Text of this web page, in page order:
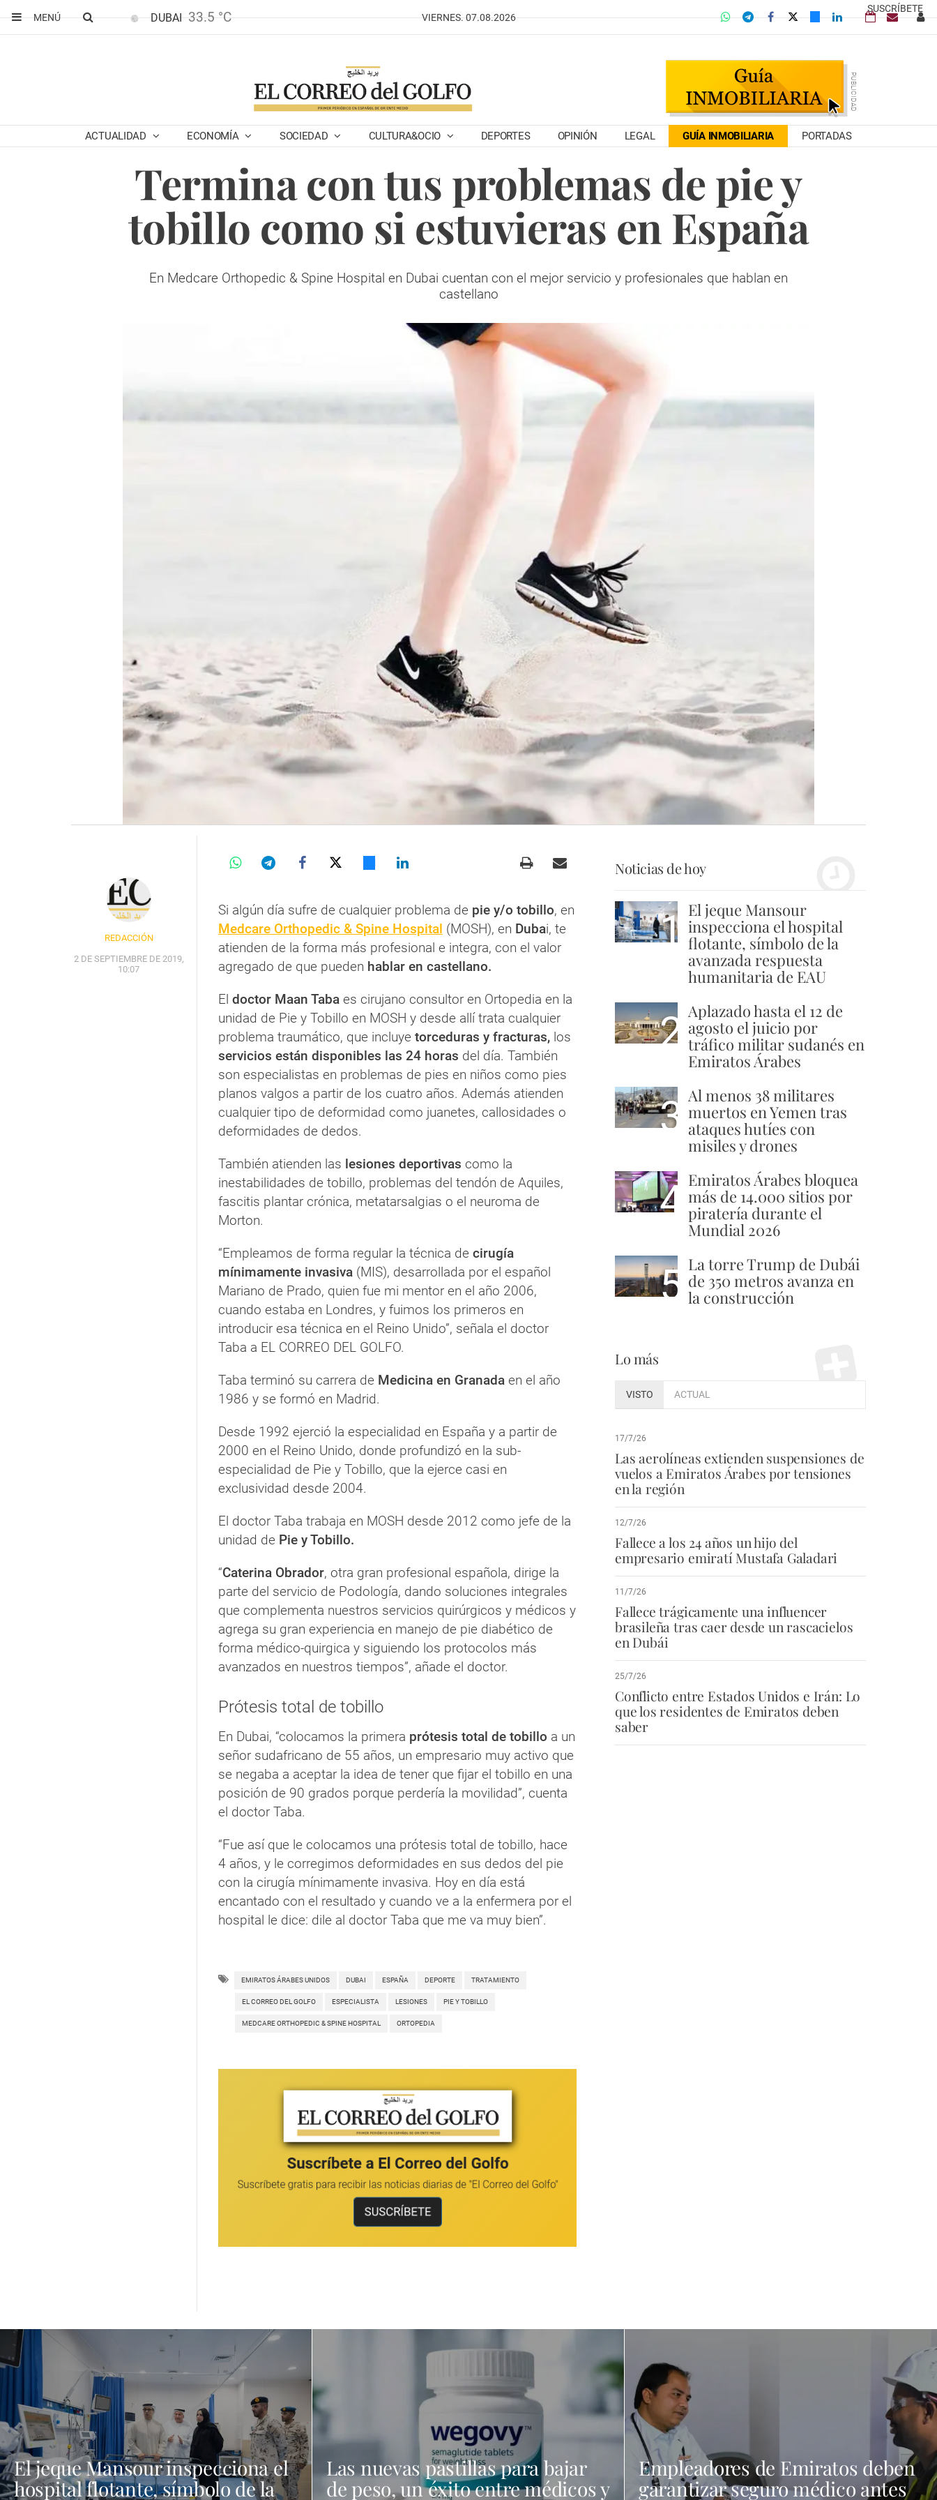
SUSCRÍBETE
MENÚ
DUBAI 33.5 °C VIERNES. 07.08.2026
ACTUALIDAD ECONOMÍA SOCIEDAD CULTURA&OCIO DEPORTES OPINIÓN LEGAL GUÍA INMOBILIARIA PORTADAS
Termina con tus problemas de pie y
tobillo como si estuvieras en España
En Medcare Orthopedic & Spine Hospital en Dubai cuentan con el mejor servicio y profesionales que hablan en
castellano
REDACCIÓN
2 DE SEPTIEMBRE DE 2019,
10:07
Si algún día sufre de cualquier problema de pie y/o tobillo, en
Medcare Orthopedic & Spine Hospital (MOSH), en Dubai, te
atienden de la forma más profesional e integra, con el valor
agregado de que pueden hablar en castellano.
El doctor Maan Taba es cirujano consultor en Ortopedia en la
unidad de Pie y Tobillo en MOSH y desde allí trata cualquier
problema traumático, que incluye torceduras y fracturas, los
servicios están disponibles las 24 horas del día. También
son especialistas en problemas de pies en niños como pies
planos valgos a partir de los cuatro años. Además atienden
cualquier tipo de deformidad como juanetes, callosidades o
deformidades de dedos.
También atienden las lesiones deportivas como la
inestabilidades de tobillo, problemas del tendón de Aquiles,
fascitis plantar crónica, metatarsalgias o el neuroma de
Morton.
“Empleamos de forma regular la técnica de cirugía
mínimamente invasiva (MIS), desarrollada por el español
Mariano de Prado, quien fue mi mentor en el año 2006,
cuando estaba en Londres, y fuimos los primeros en
introducir esa técnica en el Reino Unido”, señala el doctor
Taba a EL CORREO DEL GOLFO.
Taba terminó su carrera de Medicina en Granada en el año
1986 y se formó en Madrid.
Desde 1992 ejerció la especialidad en España y a partir de
2000 en el Reino Unido, donde profundizó en la sub-
especialidad de Pie y Tobillo, que la ejerce casi en
exclusividad desde 2004.
El doctor Taba trabaja en MOSH desde 2012 como jefe de la
unidad de Pie y Tobillo.
“Caterina Obrador, otra gran profesional española, dirige la
parte del servicio de Podología, dando soluciones integrales
que complementa nuestros servicios quirúrgicos y médicos y
agrega su gran experiencia en manejo de pie diabético de
forma médico-quirgica y siguiendo los protocolos más
avanzados en nuestros tiempos”, añade el doctor.
Prótesis total de tobillo
En Dubai, “colocamos la primera prótesis total de tobillo a un
señor sudafricano de 55 años, un empresario muy activo que
se negaba a aceptar la idea de tener que fijar el tobillo en una
posición de 90 grados porque perdería la movilidad”, cuenta
el doctor Taba.
“Fue así que le colocamos una prótesis total de tobillo, hace
4 años, y le corregimos deformidades en sus dedos del pie
con la cirugía mínimamente invasiva. Hoy en día está
encantado con el resultado y cuando ve a la enfermera por el
hospital le dice: dile al doctor Taba que me va muy bien”.
EMIRATOS ÁRABES UNIDOS DUBAI ESPAÑA DEPORTE TRATAMIENTO
EL CORREO DEL GOLFO ESPECIALISTA LESIONES PIE Y TOBILLO
MEDCARE ORTHOPEDIC & SPINE HOSPITAL ORTOPEDIA
Noticias de hoy
1 El jeque Mansour
inspecciona el hospital
flotante, símbolo de la
avanzada respuesta
humanitaria de EAU
2 Aplazado hasta el 12 de
agosto el juicio por
tráfico militar sudanés en
Emiratos Árabes
3 Al menos 38 militares
muertos en Yemen tras
ataques hutíes con
misiles y drones
4 Emiratos Árabes bloquea
más de 14.000 sitios por
piratería durante el
Mundial 2026
5 La torre Trump de Dubái
de 350 metros avanza en
la construcción
Lo más
VISTO ACTUAL
17/7/26
Las aerolíneas extienden suspensiones de
vuelos a Emiratos Árabes por tensiones
en la región
12/7/26
Fallece a los 24 años un hijo del
empresario emiratí Mustafa Galadari
11/7/26
Fallece trágicamente una influencer
brasileña tras caer desde un rascacielos
en Dubái
25/7/26
Conflicto entre Estados Unidos e Irán: Lo
que los residentes de Emiratos deben
saber
El jeque Mansour inspecciona el
hospital flotante, símbolo de la
Las nuevas pastillas para bajar
de peso, un éxito entre médicos y
Empleadores de Emiratos deben
garantizar seguro médico antes